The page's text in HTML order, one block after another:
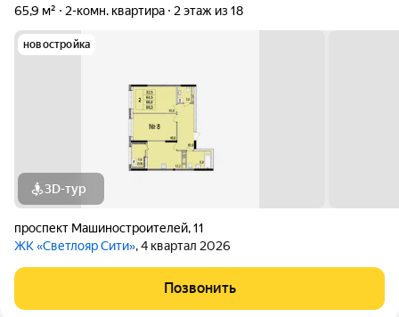
65,9 м²
2-комн. квартира 2 этаж из 18
новостройка
3D-тур
проспект Машиностроителей,11
ЖК «Светлояр Сити», 4 квартал 2026
Позвонить